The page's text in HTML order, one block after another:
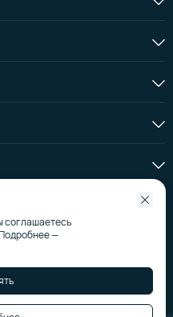
№ 176267
агентства
данных
соглашаетесь
—